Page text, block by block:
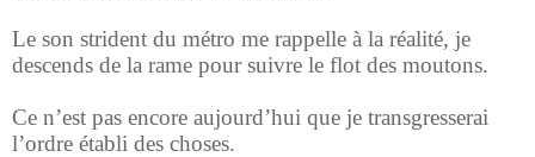
Le son strident du métro me rappelle à la réalité, je
descends de la rame pour suivre le flot des moutons.
Ce n’est pas encore aujourd’hui que je transgresserai
l’ordre établi des choses.